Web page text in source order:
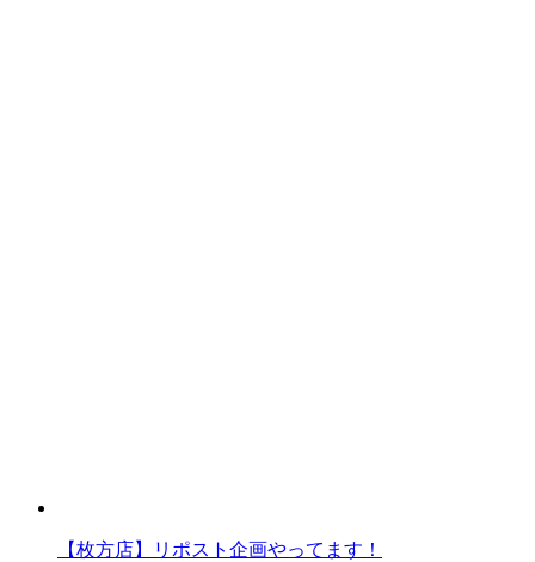
【枚方店】リポスト企画やってます！